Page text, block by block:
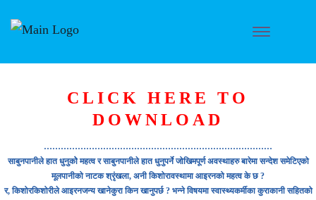
CLICK HERE TO
DOWNLOAD
………………………………………………………………………
साबुनपानीले हात धुनुकोे महत्व र साबुनपानीले हात धुनुपर्ने जोखिमपूर्ण अवस्थाहरु बारेमा सन्देश समेटिएको
मूलपानीको नाटक श्रृंखला, अनी किशोरावस्थामा आइरनको महत्व के छ ?
र, किशोरकिशोरीले आइरनजन्य खानेकुरा किन खानुपर्छ ? भन्ने विषयमा स्वास्थ्यकर्मीका कुराकानी सहितको